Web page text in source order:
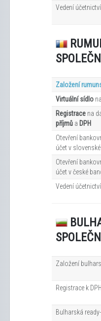
Vedení účetnictví
Založení
Virtuální sídlo
Registrace na
příjmů a DPH
Otevření
účet v
Otevření
účet v české
Vedení účetnictví
Založení
Registrace k DPH
Bulharská